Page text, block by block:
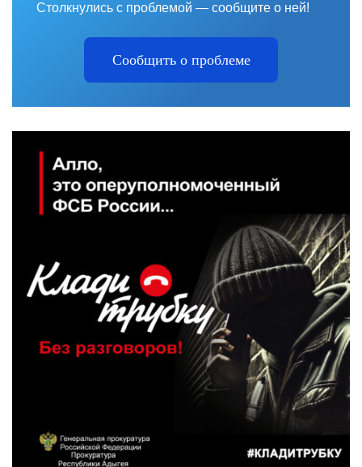
Столкнулись с проблемой — сообщите о ней!
Сообщить о проблеме